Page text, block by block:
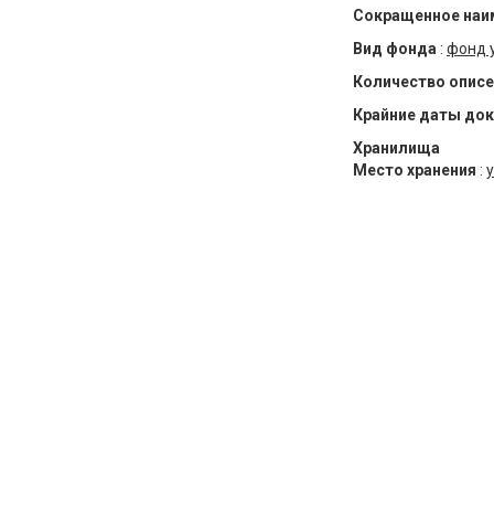
Сокращенное
Вид фонда : фонд
Количество
Крайние даты
Хранилища
Место хранения :